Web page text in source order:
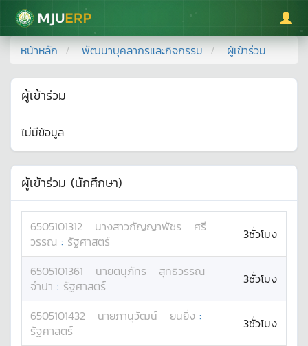
มหาวิทยาลัยแม่โจ้
หน้าหลัก พัฒนาบุคลากรและกิจกรรม ผู้เข้าร่วม
ผู้เข้าร่วม
ไม่มีข้อมูล
ผู้เข้าร่วม (นักศึกษา)
6505101312 นางสาวกัญญาพัชร
ศรี
วรรณ : รัฐศาสตร์ 3ชั่วโมง
6505101361 นายตนุภัทร
สุทธิวรรณ
จำปา : รัฐศาสตร์ 3ชั่วโมง
6505101432 นายภานุวัฒน์ ยนยิ่ง :
รัฐศาสตร์
3ชั่วโมง